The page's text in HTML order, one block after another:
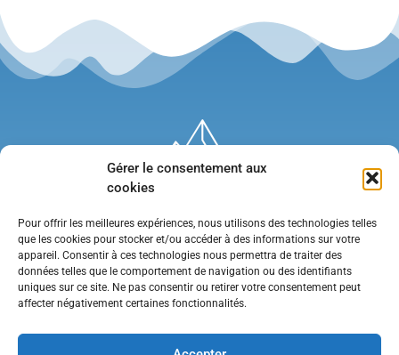
Gérer le consentement aux
cookies
Pour offrir les meilleures expériences, nous utilisons des technologies telles
que les cookies pour stocker et/ou accéder à des informations sur votre
appareil. Consentir à ces technologies nous permettra de traiter des
données telles que le comportement de navigation ou des identifiants
uniques sur ce site. Ne pas consentir ou retirer votre consentement peut
affecter négativement certaines fonctionnalités.
•Contact